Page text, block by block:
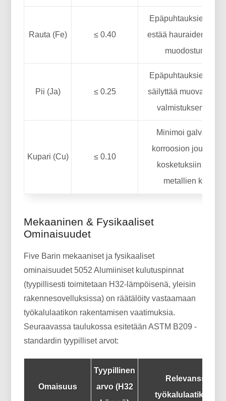
Rauta (Fe) ≤ 0.40
Epäpuhtauksien
estää hauraiden
muodostumisen
Pii (Ja) ≤ 0.25
Epäpuhtauksien
säilyttää
valmistuksen
Kupari (Cu) ≤ 0.10
Minimoi
korroosion
kosketuksiin
metallien kanssa
Mekaaninen & Fysikaaliset
Ominaisuudet
Five Barin mekaaniset ja fysikaaliset
ominaisuudet 5052 Alumiiniset kulutuspinnat
(tyypillisesti toimitetaan H32-lämpöisenä, yleisin
rakennesovelluksissa) on räätälöity vastaamaan
työkalulaatikon rakentamisen vaatimuksia.
Seuraavassa taulukossa esitetään ASTM B209 -
standardin tyypilliset arvot:
Omaisuus
Tyypillinen
arvo (H32
Relevanssi
työkalulaatikoille